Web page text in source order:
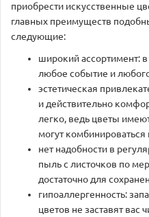
приобрести искусственные
главных преимуществ
следующие:
широкий ассортимент:
любое событие и
эстетическая
и действительно
легко, ведь цветы
могут
нет надобности в
пыль с листочков по
достаточно для
гипоаллергенность:
цветов не заставят вас